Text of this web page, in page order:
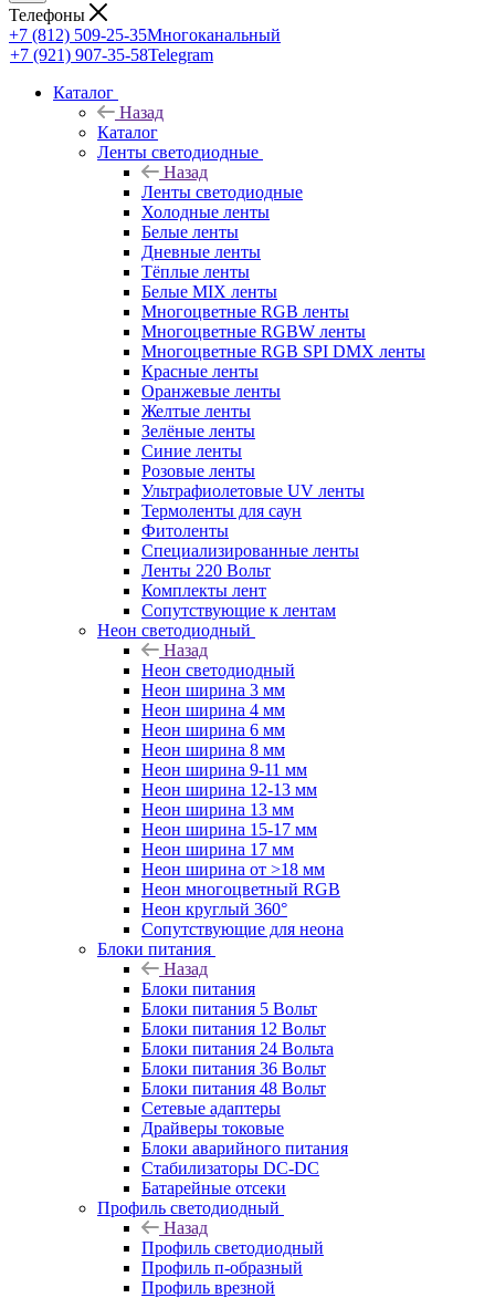
Телефоны
+7 (812) 509-25-35Многоканальный
+7 (921) 907-35-58Telegram
Каталог
Назад
Каталог
Ленты светодиодные
Назад
Ленты светодиодные
Холодные ленты
Белые ленты
Дневные ленты
Тёплые ленты
Белые MIX ленты
Многоцветные RGB ленты
Многоцветные RGBW ленты
Многоцветные RGB SPI DMX ленты
Красные ленты
Оранжевые ленты
Желтые ленты
Зелёные ленты
Синие ленты
Розовые ленты
Ультрафиолетовые UV ленты
Термоленты для саун
Фитоленты
Специализированные ленты
Ленты 220 Вольт
Комплекты лент
Сопутствующие к лентам
Неон светодиодный
Назад
Неон светодиодный
Неон ширина 3 мм
Неон ширина 4 мм
Неон ширина 6 мм
Неон ширина 8 мм
Неон ширина 9-11 мм
Неон ширина 12-13 мм
Неон ширина 13 мм
Неон ширина 15-17 мм
Неон ширина 17 мм
Неон ширина от >18 мм
Неон многоцветный RGB
Неон круглый 360°
Сопутствующие для неона
Блоки питания
Назад
Блоки питания
Блоки питания 5 Вольт
Блоки питания 12 Вольт
Блоки питания 24 Вольта
Блоки питания 36 Вольт
Блоки питания 48 Вольт
Сетевые адаптеры
Драйверы токовые
Блоки аварийного питания
Стабилизаторы DC-DC
Батарейные отсеки
Профиль светодиодный
Назад
Профиль светодиодный
Профиль п-образный
Профиль врезной